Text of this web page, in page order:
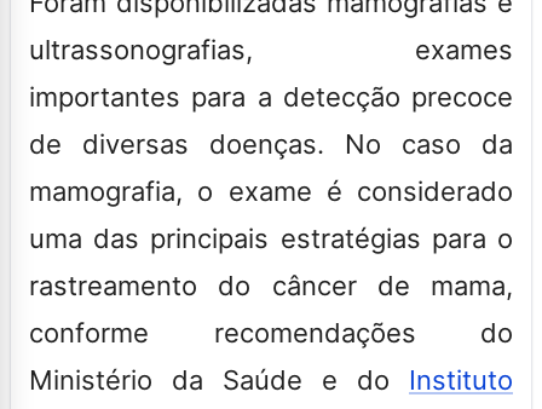
ultrassonografias, exames
importantes para a detecção precoce
de diversas doenças. No caso da
mamografia, o exame é considerado
uma das principais estratégias para o
rastreamento do câncer de mama,
conforme recomendações do
Ministério da Saúde e do Instituto